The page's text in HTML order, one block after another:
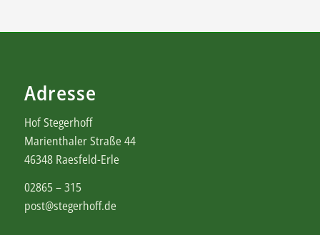
Adresse
Hof Stegerhoff
Marienthaler Straße 44
46348 Raesfeld-Erle
02865 – 315
post@stegerhoff.de